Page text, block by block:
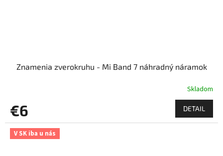
Znamenia zverokruhu - Mi Band 7 náhradný náramok
Skladom
€6 DETAIL
V SK iba u nás